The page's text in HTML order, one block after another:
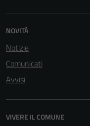
NOVITÀ
Notizie
Comunicati
Avvisi
VIVERE IL COMUNE